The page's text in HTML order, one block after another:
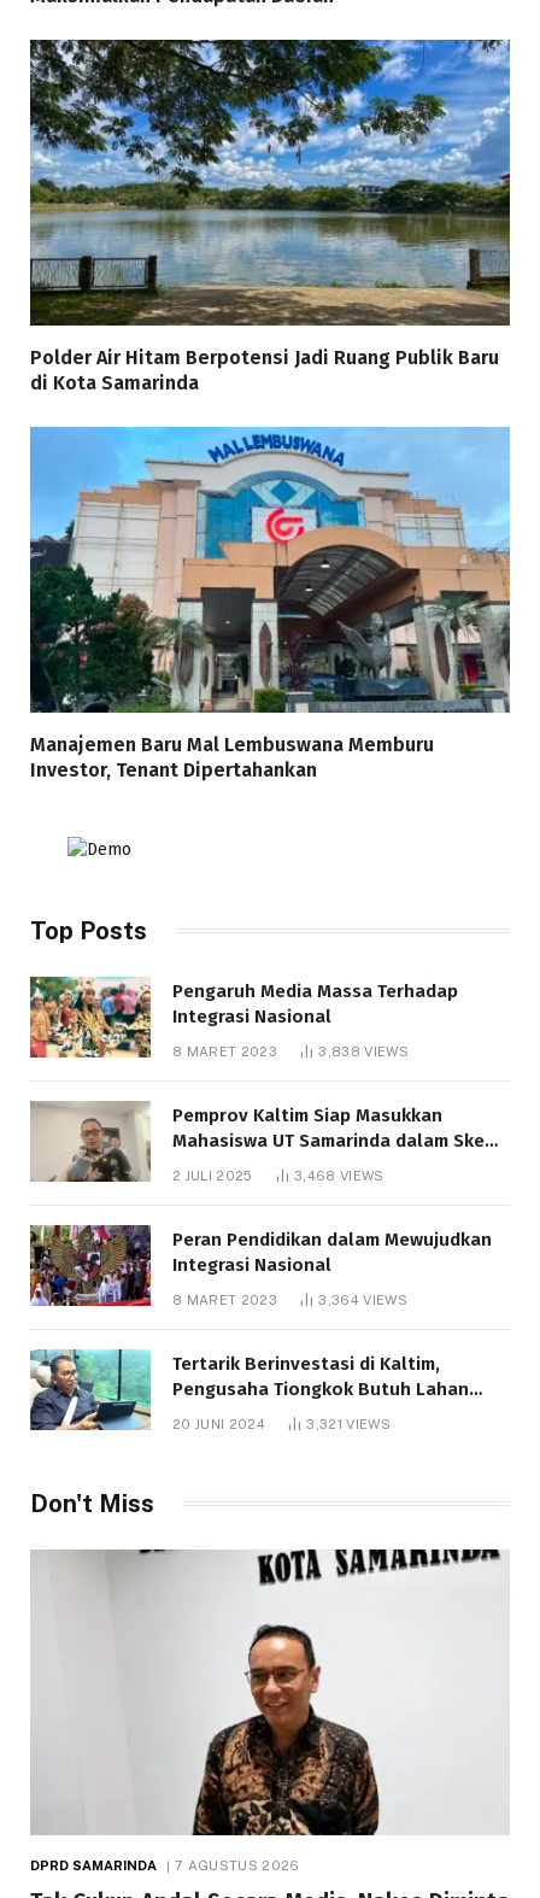
Polder Air Hitam Berpotensi Jadi Ruang Publik Baru
di Kota Samarinda
Manajemen Baru Mal Lembuswana Memburu
Investor, Tenant Dipertahankan
Top Posts
Pengaruh Media Massa Terhadap
Integrasi Nasional
8 MARET 2023 3,838VIEWS
Pemprov Kaltim Siap Masukkan
Mahasiswa UT Samarinda dalam Skema
Bantuan Pendidikan Gratispol
2 JULI 2025 3,468 VIEWS
Peran Pendidikan dalam Mewujudkan
Integrasi Nasional
8 MARET 2023 3,364VIEWS
Tertarik Berinvestasi di Kaltim,
Pengusaha Tiongkok Butuh Lahan
1.000 Hektare
20 JUNI 2024 3,321VIEWS
Don't Miss
DPRD SAMARINDA 7 AGUSTUS 2026